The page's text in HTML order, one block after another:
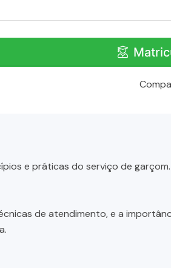
e práticas do serviço de
de atendimento, e a